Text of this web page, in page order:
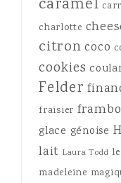
caramel
charlotte
citron coco
cookies
Felder
fraisier
glace génoise
lait Laura Todd
madeleine